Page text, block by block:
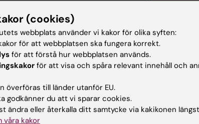
Universitetsbiblioteket
Stöd forskning och
(cookies)
webbplats använder vi kakor för olika syften:
för att webbplatsen ska fungera korrekt.
för att förstå hur webbplatsen används.
för att visa och spåra relevant innehåll och
överföras till länder utanför EU.
godkänner du att vi sparar cookies.
ändra eller återkalla ditt samtycke via kakikonen
våra kakor